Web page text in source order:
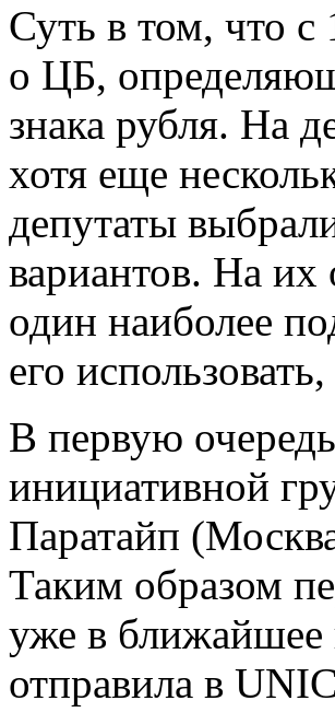
Суть в том, что с
о ЦБ,
знака рубля. На
хотя еще
депутаты
вариантов. На
один наиболее
его
В первую
инициативной
Паратайп
Таким образом
уже в ближайшее
отправила в